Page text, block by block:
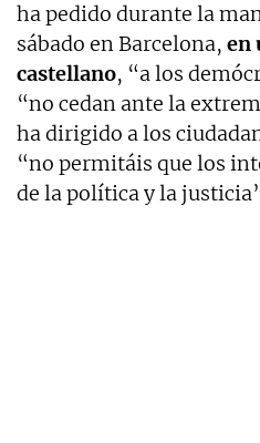
ha pedido durante la
sábado en Barcelona, en
castellano, “a los
“no cedan ante la
ha dirigido a los
“no permitáis que los
de la política y la